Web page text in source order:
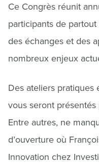
Ce Congrès réunit
participants de
des échanges et des
nombreux enjeux
Des ateliers pratiques
vous seront
Entre autres, ne
d’ouverture où
Innovation chez